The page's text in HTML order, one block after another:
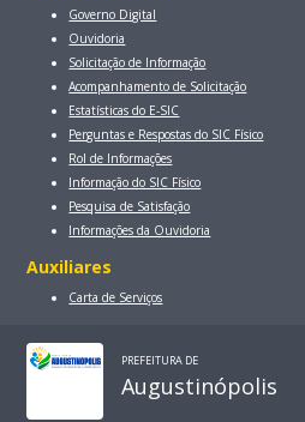
Governo Digital
Ouvidoria
Solicitação de Informação
Acompanhamento de Solicitação
Estatísticas do E-SIC
Perguntas e Respostas do SIC Físico
Rol de Informações
Informação do SIC Físico
Pesquisa de Satisfação
Informações da Ouvidoria
Auxiliares
Carta de Serviços
PREFEITURA DE
Augustinópolis